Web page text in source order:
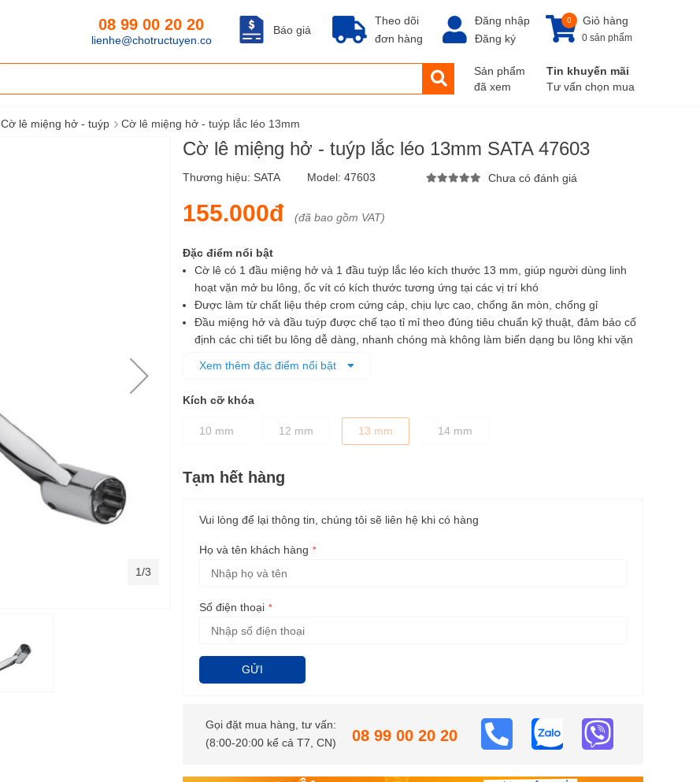
Theo dõi
đơn hàng
Báo giá
08 99 00 20 20
lienhe@chotructuyen.co
Đăng nhập
Đăng ký
Giỏ hàng
0
0 sản phẩm
Sản phẩm
đã xem
Tin khuyến mãi
Tư vấn chọn mua
Cờ lê miệng hở - tuýp › Cờ lê miệng hở - tuýp lắc léo 13mm
Cờ lê miệng hở - tuýp lắc léo 13mm SATA 47603
Thương hiệu: SATA Model: 47603 Chưa có đánh giá
155.000đ (đã bao gồm VAT)
Đặc điểm nổi bật
Cờ lê có 1 đầu miệng hở và 1 đầu tuýp lắc léo kích thước 13 mm, giúp người dùng linh
hoạt vặn mở bu lông, ốc vít có kích thước tương ứng tại các vị trí khó
Được làm từ chất liệu thép crom cứng cáp, chịu lực cao, chống ăn mòn, chống gỉ
Đầu miệng hở và đầu tuýp được chế tạo tỉ mỉ theo đúng tiêu chuẩn kỹ thuật, đảm bảo cố
định các chi tiết bu lông dễ dàng, nhanh chóng mà không làm biến dạng bu lông khi vặn
Xem thêm đặc điểm nổi bật
Kích cỡ khóa
10 mm 12 mm 13 mm 14 mm
Tạm hết hàng
Vui lòng để lại thông tin, chúng tôi sẽ liên hệ khi có hàng
Họ và tên khách hàng
Số điện thoại
GỬI
Gọi đặt mua hàng, tư vấn:
(8:00-20:00 kể cả T7, CN)
08 99 00 20 20
1/3